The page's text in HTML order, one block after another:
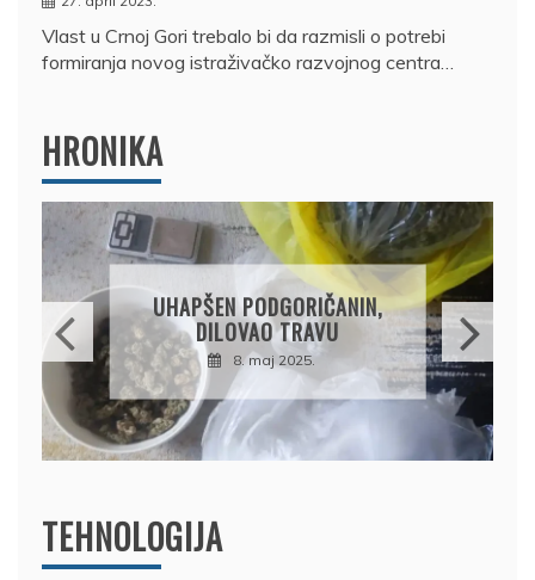
Vlast u Crnoj Gori trebalo bi da razmisli o potrebi
formiranja novog istraživačko razvojnog centra…
HRONIKA
DRŽAVLJANIN RUSIJE
OSUMNJIČEN DA JE
PRODAO TUĐI BMW,
DRŽAVU NAPUSTIO
BRODOM
12. februar 2025.
TEHNOLOGIJA